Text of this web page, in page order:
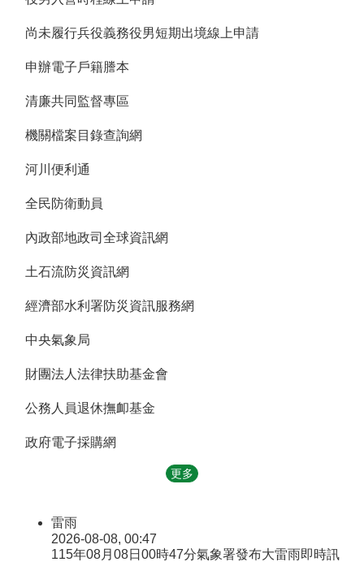
尚未履行兵役義務役男短期出境線上申請
申辦電子戶籍謄本
清廉共同監督專區
機關檔案目錄查詢網
河川便利通
全民防衛動員
內政部地政司全球資訊網
土石流防災資訊網
經濟部水利署防災資訊服務網
中央氣象局
財團法人法律扶助基金會
公務人員退休撫卹基金
政府電子採購網
更多
雷雨
2026-08-08, 00:47
115年08月08日00時47分氣象署發布大雷雨即時訊